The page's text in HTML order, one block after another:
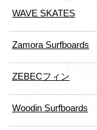
WAVE SKATES
Zamora Surfboards
ZEBECフィン
Woodin Surfboards